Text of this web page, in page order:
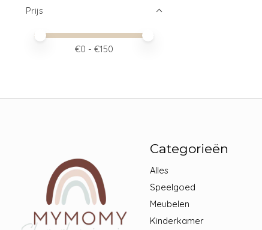
Prijs
Minimale prijswaarde
Price maximum value
€0 - €150
Categorieën
Alles
Speelgoed
Meubelen
Kinderkamer